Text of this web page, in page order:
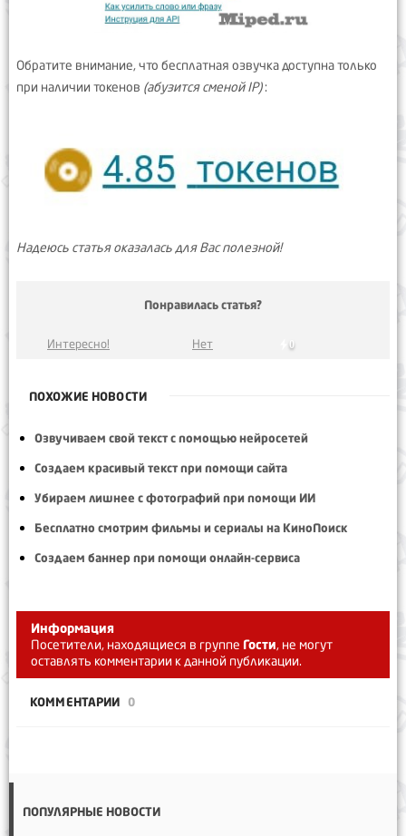
Обратите внимание, что бесплатная озвучка доступна только
при наличии токенов (абузится сменой IP):
Надеюсь статья оказалась для Вас полезной!
Понравилась статья?
Интересно! Нет 0
ПОХОЖИЕ НОВОСТИ
Озвучиваем свой текст с помощью нейросетей
Создаем красивый текст при помощи сайта
Убираем лишнее с фотографий при помощи ИИ
Бесплатно смотрим фильмы и сериалы на КиноПоиск
Создаем баннер при помощи онлайн-сервиса
Информация
Посетители, находящиеся в группе Гости, не могут
оставлять комментарии к данной публикации.
КОММЕНТАРИИ 0
ПОПУЛЯРНЫЕ НОВОСТИ